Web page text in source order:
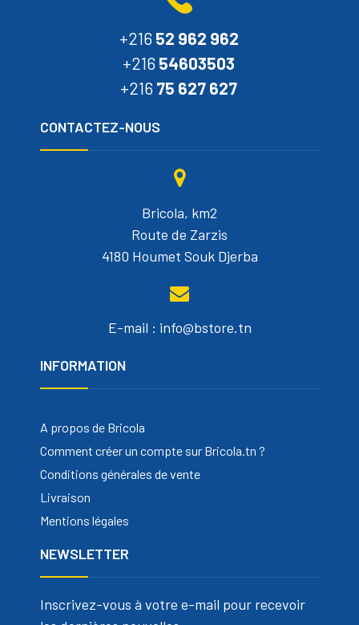
+216 52 962 962
+216 54603503
+216 75 627 627
CONTACTEZ-NOUS
Bricola, km2
Route de Zarzis
4180 Houmet Souk Djerba
E-mail : info@bstore.tn
INFORMATION
A propos de Bricola
Comment créer un compte sur Bricola.tn ?
Conditions générales de vente
Livraison
Mentions légales
NEWSLETTER
Inscrivez-vous à votre e-mail pour recevoir